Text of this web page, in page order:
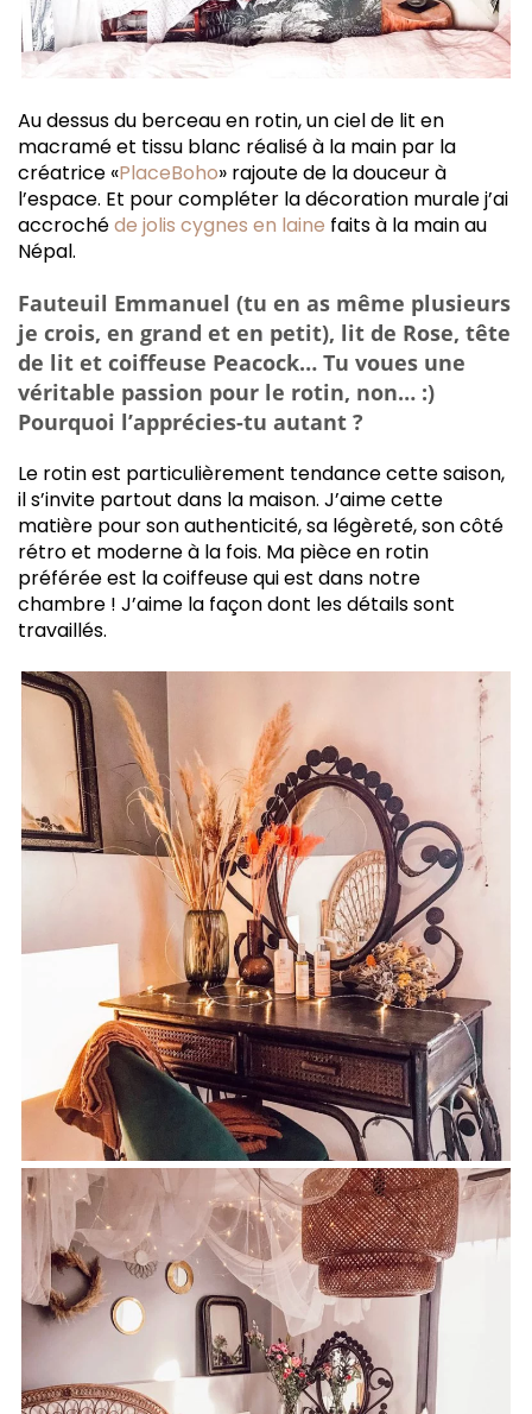
Au dessus du berceau en rotin, un ciel de lit en
macramé et tissu blanc réalisé à la main par la
créatrice «PlaceBoho» rajoute de la douceur à
l’espace. Et pour compléter la décoration murale j’ai
accrochéde jolis cygnes en laine faits à la main au
Népal.
Fauteuil Emmanuel (tu en as même plusieurs
je crois, en grand et en petit), lit de Rose, tête
de lit et coiffeuse Peacock… Tu voues une
véritable passion pour le rotin, non… :)
Pourquoi l’apprécies-tu autant ?
Le rotin est particulièrement tendance cette saison,
il s’invite partout dans la maison. J’aime cette
matière pour son authenticité, sa légèreté, son côté
rétro et moderne à la fois. Ma pièce en rotin
préférée est la coiffeuse qui est dans notre
chambre ! J’aime la façon dont les détails sont
travaillés.